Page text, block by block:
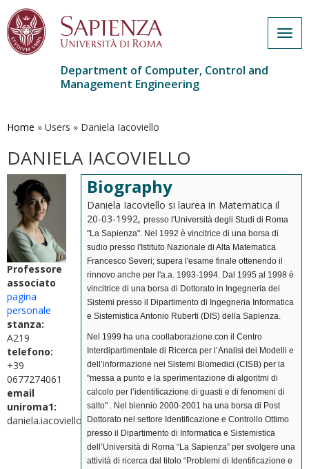
main
Department of Computer, Control and
Management Engineering
Home » Users » Daniela Iacoviello
DANIELA IACOVIELLO
Professore
associato
pagina
personale
stanza:
A219
telefono:
+39
0677274061
email
uniroma1:
daniela.iacoviello@uniroma1.it
Biography
Daniela Iacoviello si laurea in Matematica il
20-03-1992, presso l'Università degli Studi di Roma
"La Sapienza". Nel 1992 è vincitrice di una borsa di
sudio presso l'Istituto Nazionale di Alta Matematica
Francesco Severi; supera l'esame finale ottenendo il
rinnovo anche per l'a.a. 1993-1994. Dal 1995 al 1998 è
vincitrice di una borsa di Dottorato in Ingegneria dei
Sistemi presso il Dipartimento di Ingegneria Informatica
e Sistemistica Antonio Ruberti (DIS) della Sapienza.
Nel 1999 ha una coollaborazione con il Centro
Interdipartimentale di Ricerca per l’Analisi dei Modelli e
dell’informazione nei Sistemi Biomedici (CISB) per la
"messa a punto e la sperimentazione di algoritmi di
calcolo per l’identificazione di guasti e di fenomeni di
salto" . Nel biennio 2000-2001 ha una borsa di Post
Dottorato nel settore Identificazione e Controllo Ottimo
presso il Dipartimento di Informatica e Sistemistica
dell’Università di Roma “La Sapienza” per svolgere una
attività di ricerca dal titolo “Problemi di Identificazione e